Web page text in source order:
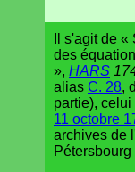
Il s'agit de
des
», HARS
alias C. 28,
partie),
11 octobre
archives de
Pétersbourg